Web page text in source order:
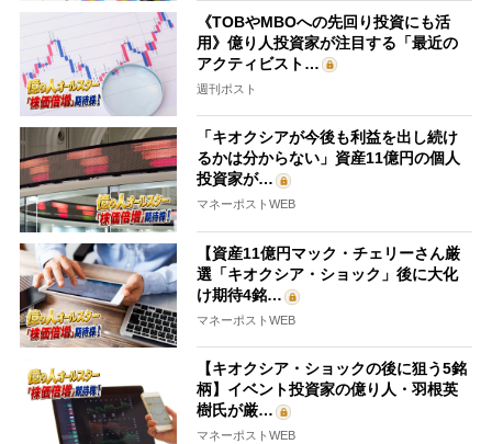
《TOBやMBOへの先回り投資にも活
用》億り人投資家が注目する「最近の
アクティビスト…
週刊ポスト
「キオクシアが今後も利益を出し続け
るかは分からない」資産11億円の個人
投資家が…
マネーポストWEB
【資産11億円マック・チェリーさん厳
選「キオクシア・ショック」後に大化
け期待4銘…
マネーポストWEB
【キオクシア・ショックの後に狙う5銘
柄】イベント投資家の億り人・羽根英
樹氏が厳…
マネーポストWEB